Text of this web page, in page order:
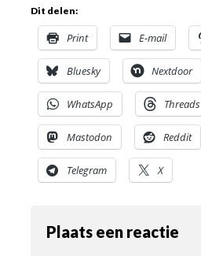
Dit delen:
Print E-mail
Bluesky Nextdoor
WhatsApp Threads
Mastodon Reddit
Telegram X
Plaats een reactie